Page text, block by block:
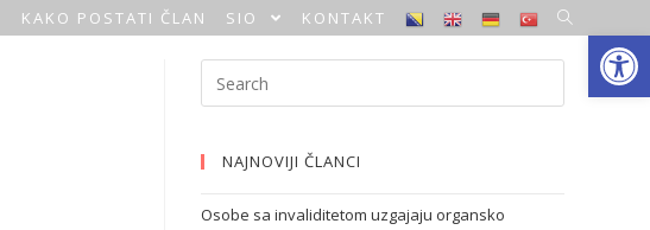
Open toolbar
KAKO POSTATI ČLAN SIO KONTAKT
NAJNOVIJI ČLANCI
Osobe sa invaliditetom uzgajaju organsko